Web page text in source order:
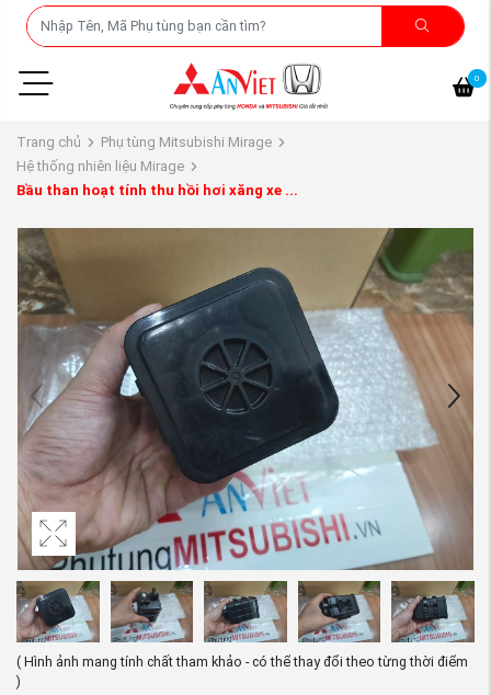
0
Trang chủ
Phụ tùng Mitsubishi Mirage
Hệ thống nhiên liệu Mirage
Bầu than hoạt tính thu hồi hơi xăng xe ...
( Hình ảnh mang tính chất tham khảo - có thể thay đổi theo từng thời điểm
)